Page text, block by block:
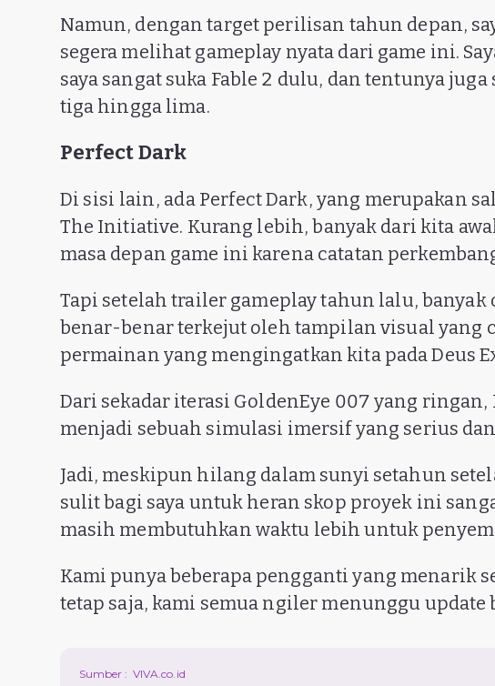
Namun, dengan target perilisan tahun depan,
segera melihat gameplay nyata dari game ini.
saya sangat suka Fable 2 dulu, dan tentunya
tiga hingga lima.
Perfect Dark
Di sisi lain, ada Perfect Dark, yang merupakan
The Initiative. Kurang lebih, banyak dari kita
masa depan game ini karena catatan
Tapi setelah trailer gameplay tahun lalu, banyak
benar-benar terkejut oleh tampilan visual yang
permainan yang mengingatkan kita pada Deus
Dari sekadar iterasi GoldenEye 007 yang ringan,
menjadi sebuah simulasi imersif yang serius
Jadi, meskipun hilang dalam sunyi setahun
sulit bagi saya untuk heran skop proyek ini
masih membutuhkan waktu lebih untuk
Kami punya beberapa pengganti yang menarik
tetap saja, kami semua ngiler menunggu update
Sumber : VIVA.co.id